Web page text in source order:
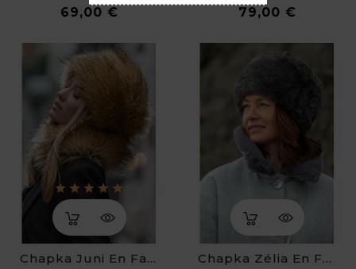
69,00 €
79,00 €
Chapka Juni En Fausse Fourrure De Luxe
Chapka Zélia En Fausse Fourrure Toute Douce